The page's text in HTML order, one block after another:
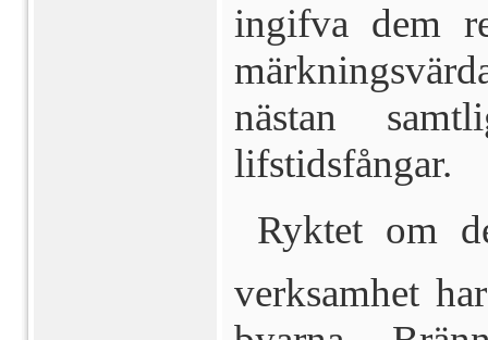
ingifva dem
nästan
lifstidsfångar.
 Ryktet om
verksamhet